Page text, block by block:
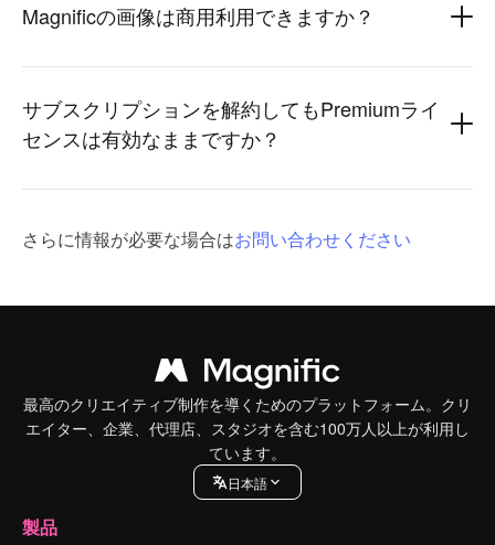
Magnificの画像は商用利用できますか？
サブスクリプションを解約してもPremiumライ
センスは有効なままですか？
さらに情報が必要な場合はお問い合わせください
最高のクリエイティブ制作を導くためのプラットフォーム。クリ
エイター、企業、代理店、スタジオを含む100万人以上が利用し
ています。
日本語
製品